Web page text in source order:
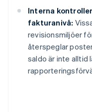
Interna
fakturanivå:
revisionsmiljöer
återspeglar
saldo är inte alltid